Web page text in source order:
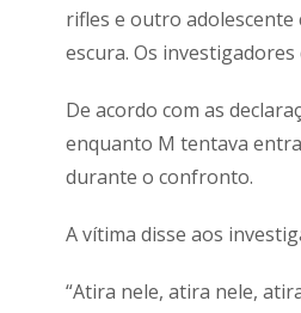
rifles e outro adolescente
escura. Os
De acordo com as
enquanto M tentava
durante o confronto.
A vítima disse aos
“Atira nele, atira nele,